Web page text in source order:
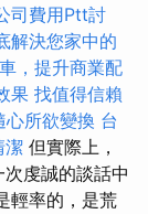
司費用Ptt討
解決您家中的
，提升商業配
果 找值得信賴
心所欲變換 台
潔 但實際上，
虔誠的談話中
輕率的，是荒